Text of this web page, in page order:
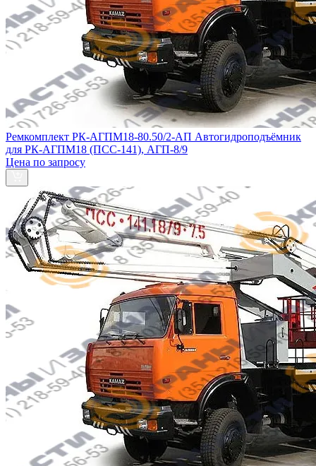
Ремкомплект РК-АГПМ18-80.50/2-АП Автогидроподъёмник
для РК-АГПМ18 (ПСС-141), АГП-8/9
Цена по запросу